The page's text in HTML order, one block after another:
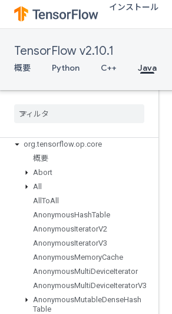
インストール
TensorFlow v2.10.1
概要 Python C++ Java
TensorFlow for Java
org.tensorflow
org.tensorflow.op.core
概要
Abort
All
All ToAll
AnonymousHashTable
AnonymousIteratorV2
AnonymousIteratorV3
AnonymousMemoryCache
AnonymousMultiDeviceIterator
AnonymousMultiDeviceIteratorV3
AnonymousMutableDenseHash
Table